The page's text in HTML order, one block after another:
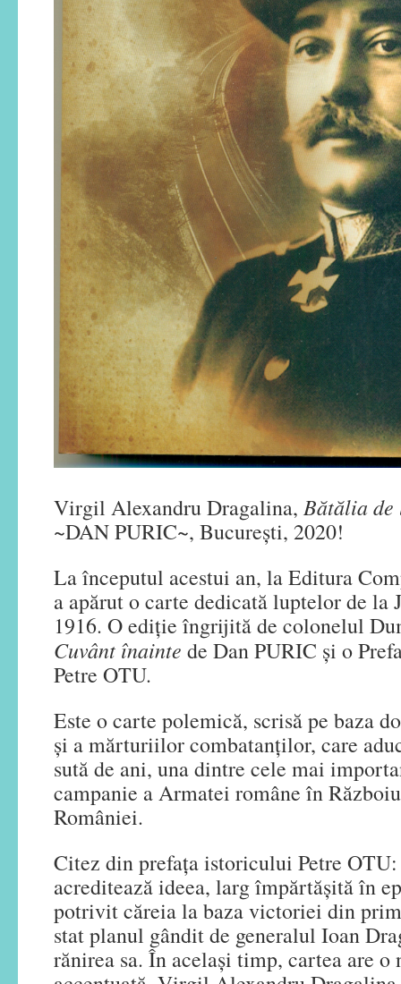
Virgil Alexandru Dragalina, Bătălia
~DAN PURIC~, Bucureşti, 2020!
La începutul acestui an, la Editura
a apărut o carte dedicată luptelor de la
1916. O ediţie îngrijită de colonelul
Cuvânt înainte de Dan PURIC şi o
Petre OTU.
Este o carte polemică, scrisă pe baza
şi a mărturiilor combatanţilor, care
sută de ani, una dintre cele mai
campanie a Armatei române în
României.
Citez din prefaţa istoricului Petre
acreditează ideea, larg împărtăşită în
potrivit căreia la baza victoriei din
stat planul gândit de generalul Ioan
rănirea sa. În acelaşi timp, cartea are o